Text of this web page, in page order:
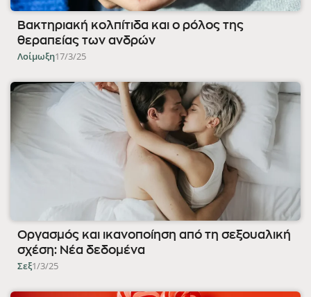
Βακτηριακή κολπίτιδα και ο ρόλος της
θεραπείας των ανδρών
Λοίμωξη17/3/25
Οργασμός και ικανοποίηση από τη σεξουαλική
σχέση: Νέα δεδομένα
Σεξ1/3/25